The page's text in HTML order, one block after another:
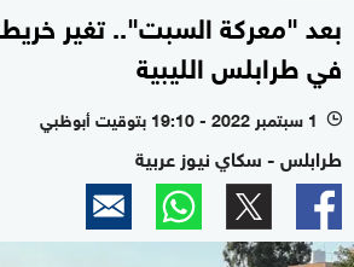
بعد "معركة السبت".. تغير
في طرابلس الليبية
l 1 سبتمبر 2022 - 19:10 بتوقيت أبوظبي
طرابلس - سكاي نيوز عربية